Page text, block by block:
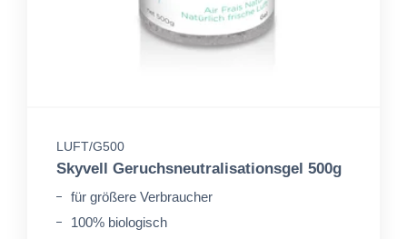
LUFT/G500
Skyvell Geruchsneutralisationsgel 500g
für größere Verbraucher
100% biologisch